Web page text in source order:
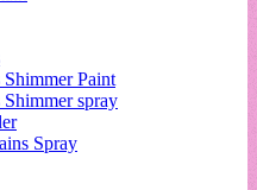
Paint
spray
Spray